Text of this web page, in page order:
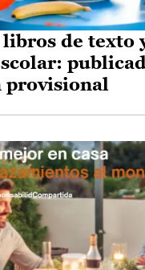
libros de texto
provisional